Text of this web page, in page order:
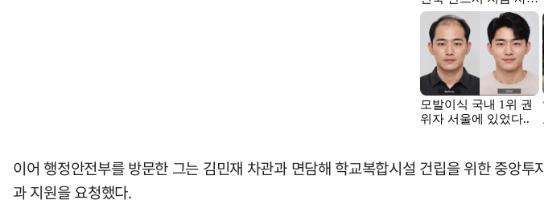
이어 행정안전부를 방문한 그는 김민재 차관과 면담해 학교복합시설 건립을 위한 중앙
과 지원을 요청했다.